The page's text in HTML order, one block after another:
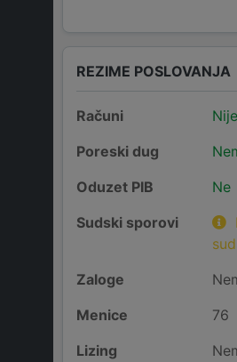
REZIME POSLOVANJA
Računi
Poreski dug
Oduzet PIB
Ne
Sudski sporovi
Zaloge
Menice
76
Lizing